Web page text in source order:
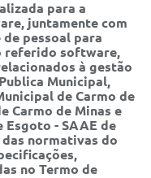
para a
juntamente com
pessoal para
referido software,
à gestão
Municipal,
de Carmo de
Carmo de Minas e
Esgoto - SAAE de
das normativas do
no Termo de